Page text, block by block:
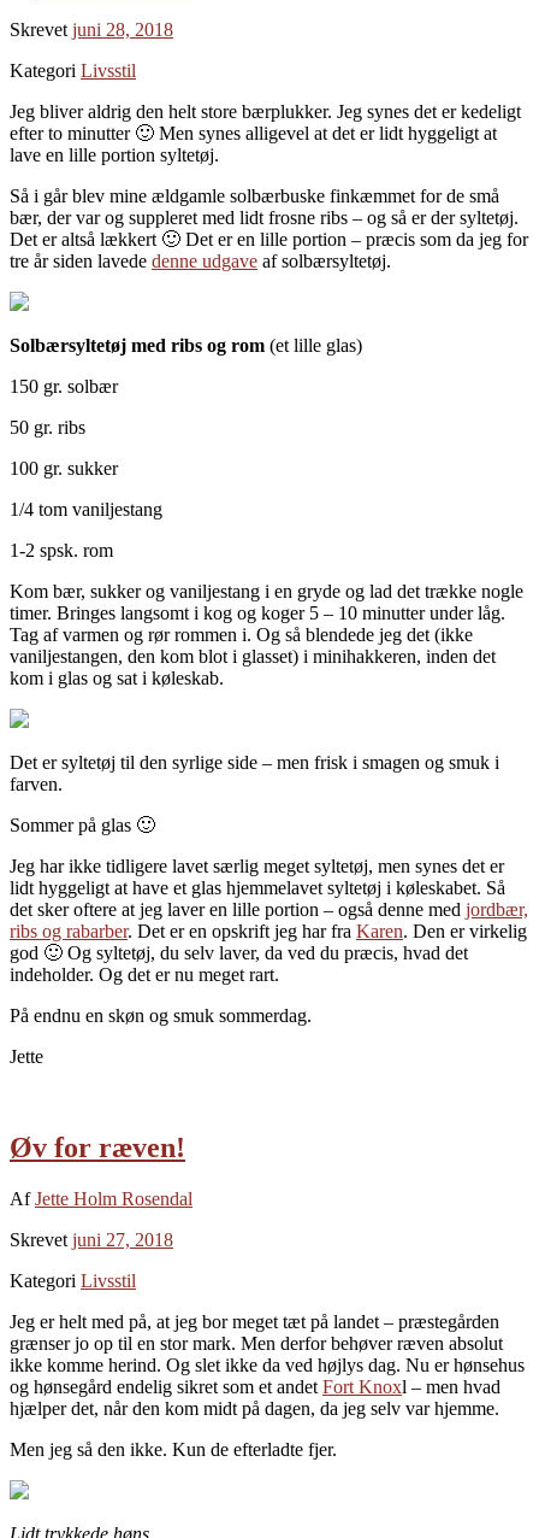
Skrevet juni 28, 2018
Kategori Livsstil
Jeg bliver aldrig den helt store bærplukker. Jeg synes det er kedeligt
efter to minutter 🙂 Men synes alligevel at det er lidt hyggeligt at
lave en lille portion syltetøj.
Så i går blev mine ældgamle solbærbuske finkæmmet for de små
bær, der var og suppleret med lidt frosne ribs – og så er der syltetøj.
Det er altså lækkert 🙂 Det er en lille portion – præcis som da jeg for
tre år siden lavede denne udgave af solbærsyltetøj.
Solbærsyltetøj med ribs og rom (et lille glas)
150 gr. solbær
50 gr. ribs
100 gr. sukker
1/4 tom vaniljestang
1-2 spsk. rom
Kom bær, sukker og vaniljestang i en gryde og lad det trække nogle
timer. Bringes langsomt i kog og koger 5 – 10 minutter under låg.
Tag af varmen og rør rommen i. Og så blendede jeg det (ikke
vaniljestangen, den kom blot i glasset) i minihakkeren, inden det
kom i glas og sat i køleskab.
Det er syltetøj til den syrlige side – men frisk i smagen og smuk i
farven.
Sommer på glas 🙂
Jeg har ikke tidligere lavet særlig meget syltetøj, men synes det er
lidt hyggeligt at have et glas hjemmelavet syltetøj i køleskabet. Så
det sker oftere at jeg laver en lille portion – også denne med jordbær,
ribs og rabarber. Det er en opskrift jeg har fra Karen. Den er virkelig
god 🙂 Og syltetøj, du selv laver, da ved du præcis, hvad det
indeholder. Og det er nu meget rart.
På endnu en skøn og smuk sommerdag.
Jette
Øv for ræven!
AfJette Holm Rosendal
Skrevet juni 27, 2018
Kategori Livsstil
Jeg er helt med på, at jeg bor meget tæt på landet – præstegården
grænser jo op til en stor mark. Men derfor behøver ræven absolut
ikke komme herind. Og slet ikke da ved højlys dag. Nu er hønsehus
og hønsegård endelig sikret som et andet Fort Knoxl – men hvad
hjælper det, når den kom midt på dagen, da jeg selv var hjemme.
Men jeg så den ikke. Kun de efterladte fjer.